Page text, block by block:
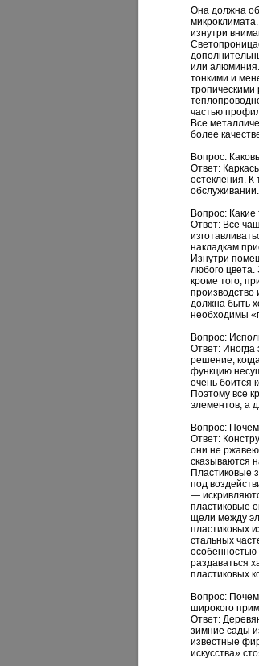
Она должна
изнутри
или
тонкими и
частью
Все
более
Вопрос:
Ответ:
остекления.
обслуживании.
Вопрос:
Ответ: Все
накладкам
Изнутри
любого
кроме того,
производство
должна быть
необходимы
Вопрос:
Ответ:
решение,
функцию
очень боится
Поэтому все
элементов, а
Вопрос:
Ответ:
они не
сказываются
Пластиковые
под
—
пластиковые
щели между
пластиковых
стальных
особенностью
раздаваться
пластиковых
Вопрос:
широкого
Ответ:
зимние сады
известные
искусства»